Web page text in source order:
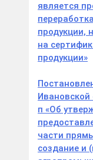
является
продукции,
на
продукции»
п «Об
части
создание и